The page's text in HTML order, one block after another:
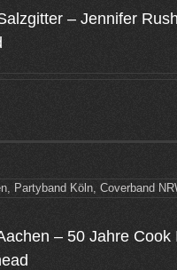
– Jennifer
– 50 Jahre Cook